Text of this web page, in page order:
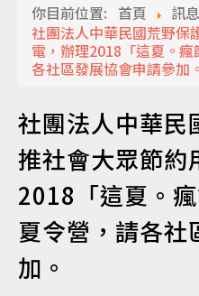
代表會
訊息專區
你目前位置: 首頁 訊
社團法人中華民國荒野保
電，辦理2018「這夏。
各社區發展協會申請參加。
社團法人中華民
推社會大眾節約
2018「這夏。
夏令營，請各社
加。